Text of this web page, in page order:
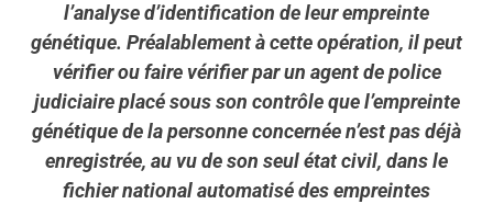
l’analyse d’identification de leur empreinte
génétique. Préalablement à cette opération, il peut
vérifier ou faire vérifier par un agent de police
judiciaire placé sous son contrôle que l’empreinte
génétique de la personne concernée n’est pas déjà
enregistrée, au vu de son seul état civil, dans le
fichier national automatisé des empreintes